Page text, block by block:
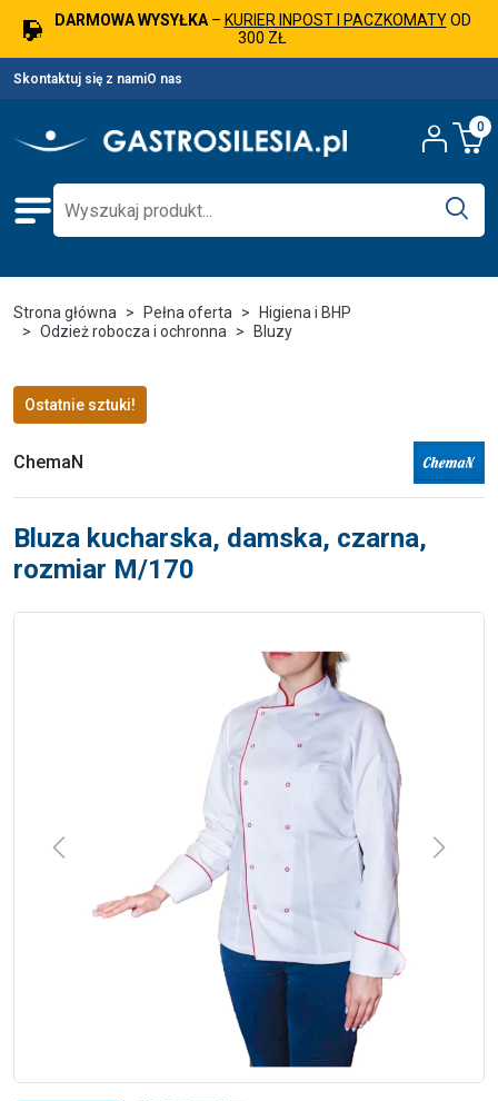
DARMOWA WYSYŁKA– KURIER INPOST I PACZKOMATYOD
300 ZŁ
Skontaktuj się z namiO nas
0
Strona główna Pełna oferta
Higiena i BHP
Odzież robocza i ochronna
Bluzy
Ostatnie sztuki!
ChemaN
Bluza kucharska, damska, czarna,
rozmiar M/170
Previous Next